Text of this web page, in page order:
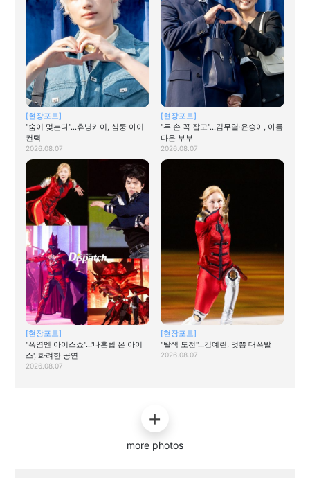
[현장포토]
"숨이 멎는다"…휴닝카이, 심쿵 아이
컨택
2026.08.07
[현장포토]
"두 손 꼭 잡고"…김무열·윤승아, 아름
다운 부부
2026.08.07
[현장포토]
"폭염엔 아이스쇼"…'나혼렙 온 아이
스', 화려한 공연
2026.08.07
[현장포토]
"탈색 도전"…김예린, 멋쁨 대폭발
2026.08.07
more photos